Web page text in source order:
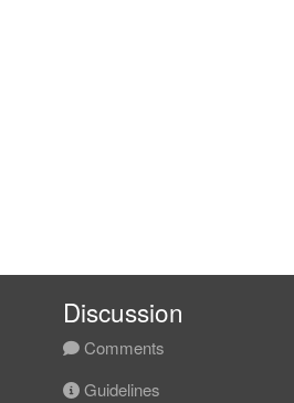
Discussion
Comments
Guidelines